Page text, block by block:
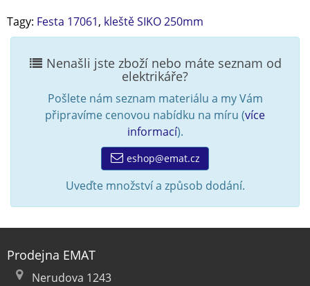
Tagy: Festa 17061, kleště SIKO 250mm
Nenašli jste zboží nebo máte seznam od
elektrikáře?
Pošlete nám seznam materiálu a my Vám
připravíme cenovou nabídku na míru (více
informací).
eshop@emat.cz
Uveďte množství a způsob dodání.
Prodejna EMAT
Nerudova 1243